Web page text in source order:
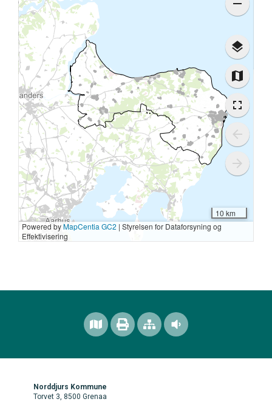
Norddjurs Kommune
Torvet 3, 8500 Grenaa